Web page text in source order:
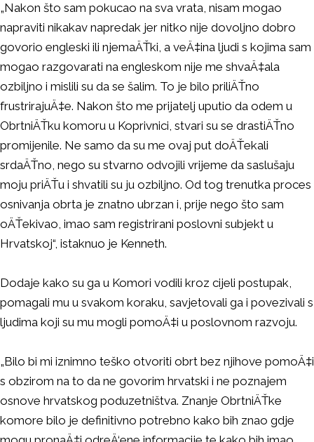
„Nakon što sam pokucao na sva vrata, nisam mogao
napraviti nikakav napredak jer nitko nije dovoljno dobro
govorio engleski ili njemaÄŤki, a veÄ‡ina ljudi s kojima sam
mogao razgovarati na engleskom nije me shvaÄ‡ala
ozbiljno i mislili su da se šalim. To je bilo priliÄŤno
frustrirajuÄ‡e. Nakon što me prijatelj uputio da odem u
ObrtniÄŤku komoru u Koprivnici, stvari su se drastiÄŤno
promijenile. Ne samo da su me ovaj put doÄŤekali
srdaÄŤno, nego su stvarno odvojili vrijeme da saslušaju
moju priÄŤu i shvatili su ju ozbiljno. Od tog trenutka proces
osnivanja obrta je znatno ubrzan i, prije nego što sam
oÄŤekivao, imao sam registrirani poslovni subjekt u
Hrvatskoj“, istaknuo je Kenneth.
Dodaje kako su ga u Komori vodili kroz cijeli postupak,
pomagali mu u svakom koraku, savjetovali ga i povezivali s
ljudima koji su mu mogli pomoÄ‡i u poslovnom razvoju.
„Bilo bi mi iznimno teško otvoriti obrt bez njihove pomoÄ‡i
s obzirom na to da ne govorim hrvatski i ne poznajem
osnove hrvatskog poduzetništva. Znanje ObrtniÄŤke
komore bilo je definitivno potrebno kako bih znao gdje